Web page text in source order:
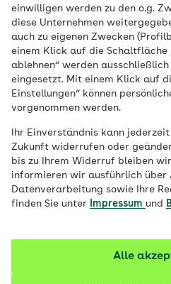
einwilligen werden zu den o.g.
diese Unternehmen
auch zu eigenen Zwecken
einem Klick auf die Schaltfläche
ablehnen“ werden
eingesetzt. Mit einem Klick auf
Einstellungen“ können
vorgenommen werden.
Ihr Einverständnis kann
Zukunft widerrufen oder
bis zu Ihrem Widerruf bleiben
informieren wir ausführlich über
Datenverarbeitung sowie Ihre
finden Sie unter
Impressum und
Alle
Veröffentlicht am:
24.11.2021 aktualisiert am
11 Minuten Lesedauer
Ohrenschmalz reinigt
Gehörgang. Sammelt
Verletzungen zu
Ohr nur an der
Tipps werden Sie
Ohrenschmalz los.